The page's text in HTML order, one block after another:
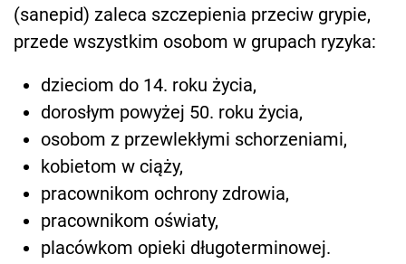
(sanepid) zaleca szczepienia przeciw grypie,
przede wszystkim osobom w grupach ryzyka:
dzieciom do 14. roku życia,
dorosłym powyżej 50. roku życia,
osobom z przewlekłymi schorzeniami,
kobietom w ciąży,
pracownikom ochrony zdrowia,
pracownikom oświaty,
placówkom opieki długoterminowej.